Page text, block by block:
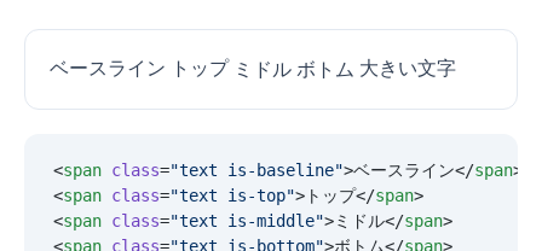
ベースライン トップ ミドル ボトム 大きい文字
<span class="text is-baseline">ベースライン</span>
<span class="text is-top">トップ</span>
<span class="text is-middle">ミドル</span>
<span class="text is-bottom">ボトム</span>